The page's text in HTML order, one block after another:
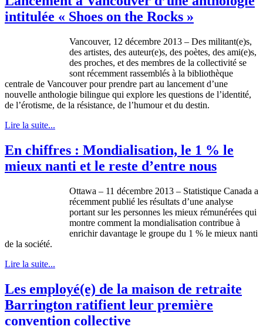
intitulée « Shoes on the Rocks »
Vancouver, 12 décembre 2013 – Des militant(e)s,
des artistes, des auteur(e)s, des poètes, des ami(e)s,
des proches, et des membres de la collectivité se
sont récemment rassemblés à la bibliothèque
centrale de Vancouver pour prendre part au lancement d’une
nouvelle anthologie bilingue qui explore les questions de l’identité,
de l’érotisme, de la résistance, de l’humour et du destin.
Lire la suite...
En chiffres : Mondialisation, le 1 % le
mieux nanti et le reste d’entre nous
Ottawa – 11 décembre 2013 – Statistique Canada a
récemment publié les résultats d’une analyse
portant sur les personnes les mieux rémunérées qui
montre comment la mondialisation contribue à
enrichir davantage le groupe du 1 % le mieux nanti
de la société.
Lire la suite...
Les employé(e) de la maison de retraite
Barrington ratifient leur première
convention collective